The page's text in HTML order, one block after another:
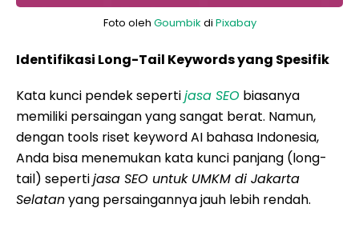
Foto oleh Goumbik di Pixabay
Identifikasi Long-Tail Keywords yang Spesifik
Kata kunci pendek sepertijasa SEO biasanya
memiliki persaingan yang sangat berat. Namun,
dengan tools riset keyword AI bahasa Indonesia,
Anda bisa menemukan kata kunci panjang (long-
tail) sepertijasa SEO untuk UMKM di Jakarta
Selatanyang persaingannya jauh lebih rendah.